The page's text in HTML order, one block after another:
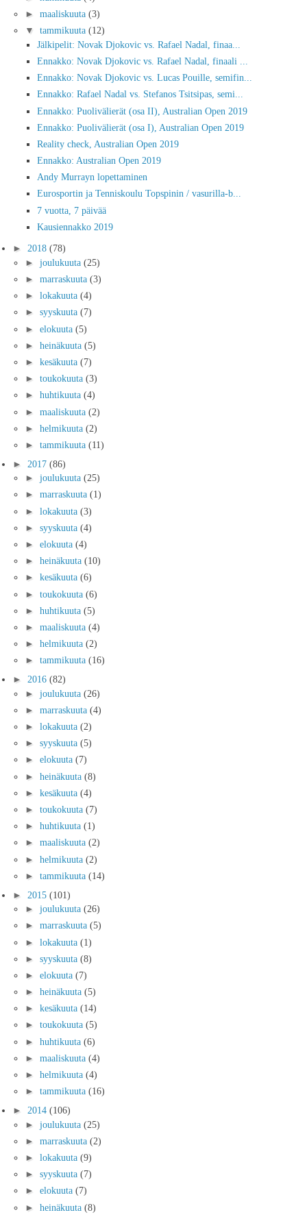
► maaliskuuta (3)
▼ tammikuuta (12)
Jälkipelit: Novak Djokovic vs. Rafael Nadal, finaa...
Ennakko: Novak Djokovic vs. Rafael Nadal, finaali ...
Ennakko: Novak Djokovic vs. Lucas Pouille, semifin...
Ennakko: Rafael Nadal vs. Stefanos Tsitsipas, semi...
Ennakko: Puolivälierät (osa II), Australian Open 2019
Ennakko: Puolivälierät (osa I), Australian Open 2019
Reality check, Australian Open 2019
Ennakko: Australian Open 2019
Andy Murrayn lopettaminen
Eurosportin ja Tenniskoulu Topspinin / vasurilla-b...
7 vuotta, 7 päivää
Kausiennakko 2019
► 2018 (78)
► joulukuuta (25)
► marraskuuta (3)
► lokakuuta (4)
► syyskuuta (7)
► elokuuta (5)
► heinäkuuta (5)
► kesäkuuta (7)
► toukokuuta (3)
► huhtikuuta (4)
► maaliskuuta (2)
► helmikuuta (2)
► tammikuuta (11)
► 2017 (86)
► joulukuuta (25)
► marraskuuta (1)
► lokakuuta (3)
► syyskuuta (4)
► elokuuta (4)
► heinäkuuta (10)
► kesäkuuta (6)
► toukokuuta (6)
► huhtikuuta (5)
► maaliskuuta (4)
► helmikuuta (2)
► tammikuuta (16)
► 2016 (82)
► joulukuuta (26)
► marraskuuta (4)
► lokakuuta (2)
► syyskuuta (5)
► elokuuta (7)
► heinäkuuta (8)
► kesäkuuta (4)
► toukokuuta (7)
► huhtikuuta (1)
► maaliskuuta (2)
► helmikuuta (2)
► tammikuuta (14)
► 2015 (101)
► joulukuuta (26)
► marraskuuta (5)
► lokakuuta (1)
► syyskuuta (8)
► elokuuta (7)
► heinäkuuta (5)
► kesäkuuta (14)
► toukokuuta (5)
► huhtikuuta (6)
► maaliskuuta (4)
► helmikuuta (4)
► tammikuuta (16)
► 2014 (106)
► joulukuuta (25)
► marraskuuta (2)
► lokakuuta (9)
► syyskuuta (7)
► elokuuta (7)
► heinäkuuta (8)